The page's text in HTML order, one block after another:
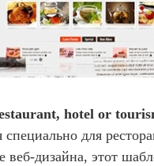
hotel or
для
веб-дизайна, этот